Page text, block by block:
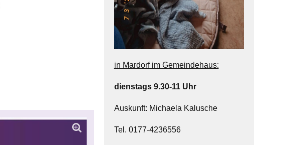
in Mardorf im Gemeindehaus:
dienstags 9.30-11 Uhr
Auskunft: Michaela Kalusche
Tel. 0177-4236556